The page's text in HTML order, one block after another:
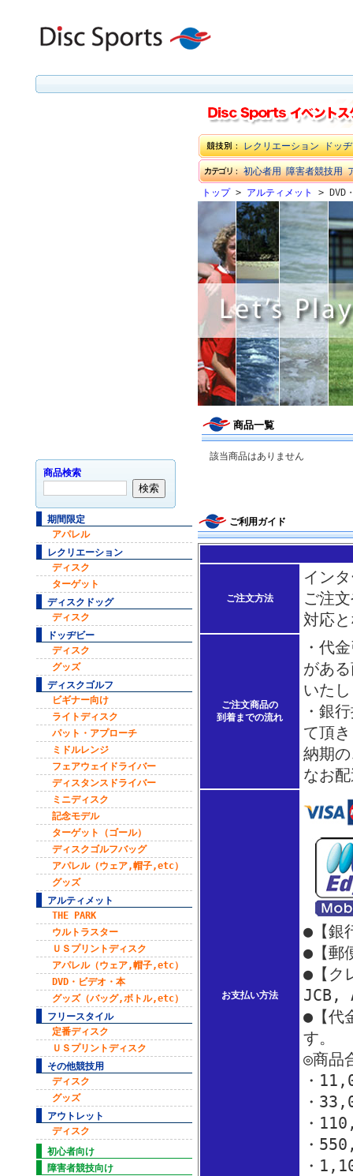
商品検索
期間限定
アパレル
レクリエーション
ディスク
ターゲット
ディスクドッグ
ディスク
ドッヂビー
ディスク
グッズ
ディスクゴルフ
ビギナー向け
ライトディスク
パット・アプローチ
ミドルレンジ
フェアウェイドライバー
ディスタンスドライバー
ミニディスク
記念モデル
ターゲット（ゴール）
ディスクゴルフバッグ
アパレル（ウェア,帽子,etc）
グッズ
アルティメット
THE PARK
ウルトラスター
ＵＳプリントディスク
アパレル（ウェア,帽子,etc）
DVD・ビデオ・本
グッズ（バッグ,ボトル,etc）
フリースタイル
定番ディスク
ＵＳプリントディスク
その他競技用
ディスク
グッズ
アウトレット
ディスク
初心者向け
障害者競技向け
レクリエーション ドッ
初心者用 障害者競技用
トップ> アルティメット > DVD
商品一覧
該当商品はありません
ご利用ガイド
ご注文方法
イン
ご注
対応
ご注文商品の
到着までの流れ
・代
があ
いた
・銀
て頂
納期
なお
お支払い方法
●【銀
●【郵
●【ク
JCB,
●【代
す。
◎商品
・
・
・
・
・